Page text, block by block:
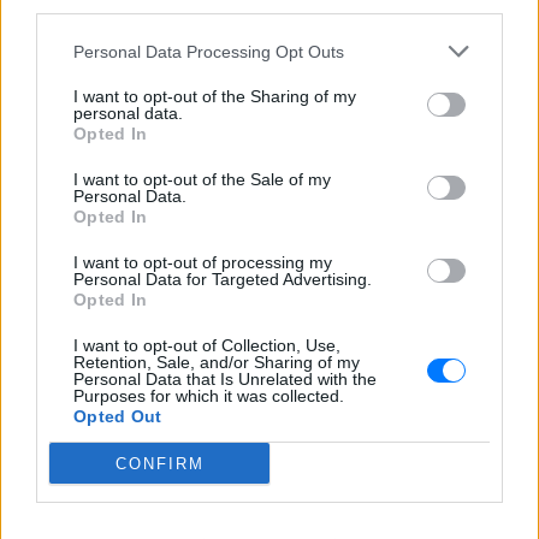
Personal Data Processing Opt Outs
I want to opt-out of the Sharing of my
personal data.
Opted In
I want to opt-out of the Sale of my
Personal Data.
Opted In
I want to opt-out of processing my
Personal Data for Targeted Advertising.
Opted In
I want to opt-out of Collection, Use,
Retention, Sale, and/or Sharing of my
Personal Data that Is Unrelated with the
Purposes for which it was collected.
Opted Out
CONFIRM
ΣΉΜΕΡΑ
Πυρκαγιά στο διυλιστήριο της Τζαζάν
απαιτεί αποχώρηση αμερικανικών
δυνάμεων, άρση κυρώσεων και
Ελικόπτερο προσγειώθηκε στο
ΣΉΜΕΡΑ
παραλία
Νέα λεωφόρος στον Βοτανικό:
πότε παραδίδεται
Η Λεωφόρος Προφήτη Δανιήλ, που